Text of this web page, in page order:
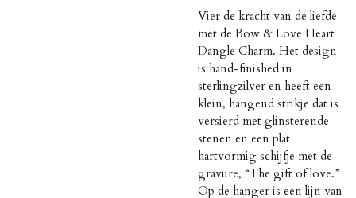
Vier de kracht van de liefde
met de Bow & Love Heart
Dangle Charm. Het design
is hand-finished in
sterlingzilver en heeft een
klein, hangend strikje dat is
versierd met glinsterende
stenen en een plat
hartvormig schijfje met de
gravure, “The gift of love.”
Op de hanger is een lijn van